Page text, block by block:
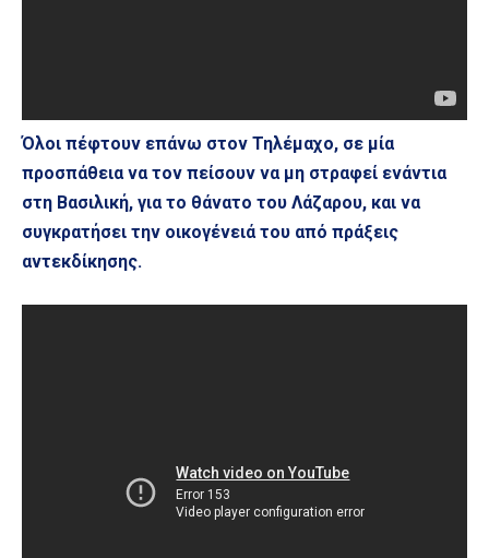
Όλοι πέφτουν επάνω στον Τηλέμαχο, σε μία
προσπάθεια να τον πείσουν να μη στραφεί ενάντια
στη Βασιλική, για το θάνατο του Λάζαρου, και να
συγκρατήσει την οικογένειά του από πράξεις
αντεκδίκησης.